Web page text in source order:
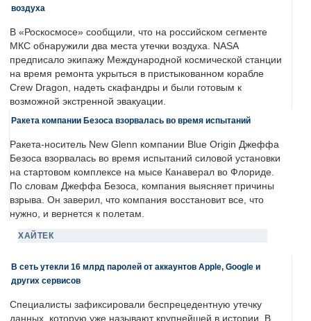
воздуха
В «Роскосмосе» сообщили, что на российском сегменте
МКС обнаружили два места утечки воздуха. NASA
предписало экипажу Международной космической станции
на время ремонта укрыться в пристыкованном корабле
Crew Dragon, надеть скафандры и были готовым к
возможной экстренной эвакуации.
Ракета компании Безоса взорвалась во время испытаний
Ракета-носитель New Glenn компании Blue Origin Джеффа
Безоса взорвалась во время испытаний силовой установки
на стартовом комплексе на мысе Канаверал во Флориде.
По словам Джеффа Безоса, компания выясняет причины
взрыва. Он заверил, что компания восстановит все, что
нужно, и вернется к полетам.
ХАЙТЕК
В сеть утекли 16 млрд паролей от аккаунтов Apple, Google и
других сервисов
Специалисты зафиксировали беспрецедентную утечку
данных, которую уже называют крупнейшей в истории. В